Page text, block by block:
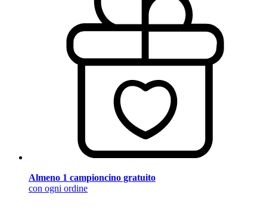
Almeno 1 campioncino gratuito
con ogni ordine